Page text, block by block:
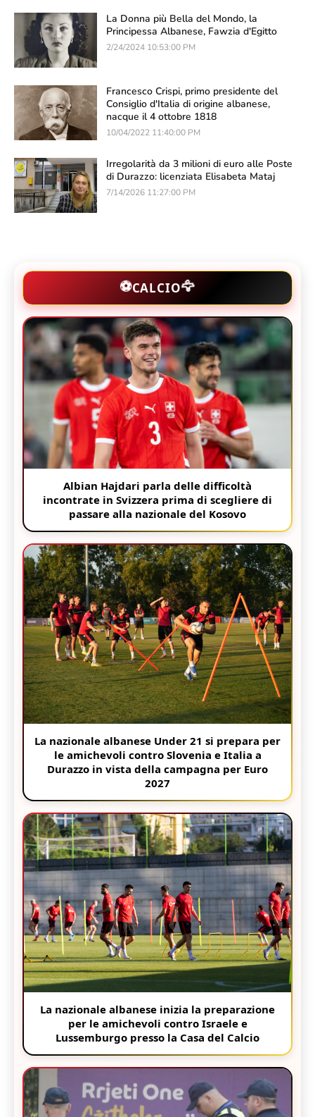
La Donna più Bella del Mondo, la
Principessa Albanese, Fawzia d'Egitto
2/24/2024 10:53:00 PM
Francesco Crispi, primo presidente del
Consiglio d'Italia di origine albanese,
nacque il 4 ottobre 1818
10/04/2022 11:40:00 PM
Irregolarità da 3 milioni di euro alle Poste
di Durazzo: licenziata Elisabeta Mataj
7/14/2026 11:27:00 PM
⚽CALCIO🦅
Albian Hajdari parla delle difficoltà
incontrate in Svizzera prima di scegliere di
passare alla nazionale del Kosovo
La nazionale albanese Under 21 si prepara per
le amichevoli contro Slovenia e Italia a
Durazzo in vista della campagna per Euro
2027
La nazionale albanese inizia la preparazione
per le amichevoli contro Israele e
Lussemburgo presso la Casa del Calcio